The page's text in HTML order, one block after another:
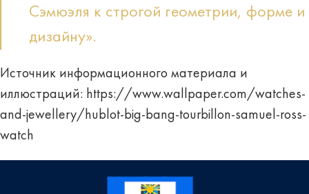
Сэмюэля к строгой геометрии, форме и
дизайну».
Источник информационного материала и
иллюстраций: https://www.wallpaper.com/watches-
and-jewellery/hublot-big-bang-tourbillon-samuel-ross-
watch